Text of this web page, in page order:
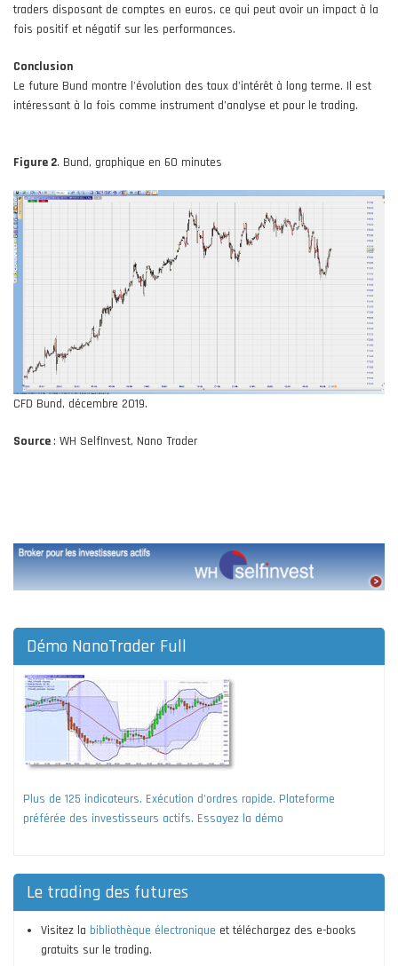
traders disposant de comptes en euros, ce qui peut avoir un impact à la
fois positif et négatif sur les performances.
Conclusion
Le future Bund montre l'évolution des taux d'intérêt à long terme. Il est
intéressant à la fois comme instrument d’analyse et pour le trading.
Figure 2. Bund, graphique en 60 minutes
CFD Bund, décembre 2019.
Source : WH SelfInvest, Nano Trader
Démo NanoTrader Full
Plus de 125 indicateurs. Exécution d'ordres rapide. Plateforme
préférée des investisseurs actifs. Essayez la démo
Le trading des futures
Visitez la bibliothèque électronique et téléchargez des e-books
gratuits sur le trading.